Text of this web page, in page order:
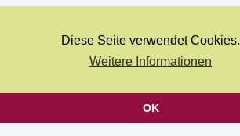
Diese Seite verwendet Cookies.
Weitere Informationen
OK